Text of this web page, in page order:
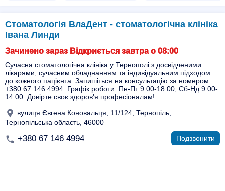
Стоматологія ВлаДент - стоматологічна клініка
Івана Линди
Зачинено зараз Відкриється завтра о 08:00
Сучасна стоматологічна клініка у Тернополі з досвідченими
лікарями, сучасним обладнанням та індивідуальним підходом
до кожного пацієнта. Запишіться на консультацію за номером
+380 67 146 4994. Графік роботи: Пн-Пт 9:00-18:00, Сб-Нд 9:00-
14:00. Довірте своє здоров'я професіоналам!
вулиця Євгена Коновальця, 11/124, Тернопіль,
Тернопільська область, 46000
+380 67 146 4994 Подзвонити